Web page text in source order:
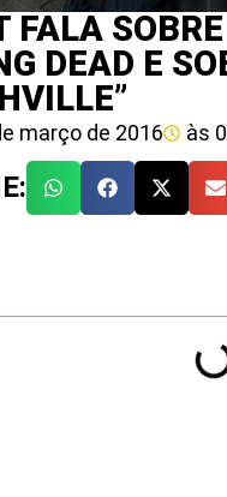
DEAD E
março de 2016 às